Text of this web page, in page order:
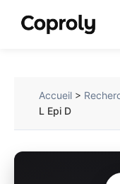
Accueil >
L Epi D